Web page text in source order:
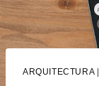
ARQUITECTURA|